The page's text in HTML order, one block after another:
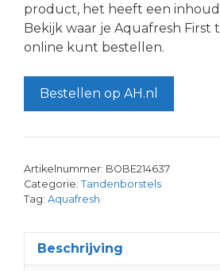
product, het heeft een
Bekijk waar je Aquafresh First
online kunt bestellen.
Bestellen op AH.nl
Artikelnummer: BOBE214637
Categorie: Tandenborstels
Tag: Aquafresh
Beschrijving